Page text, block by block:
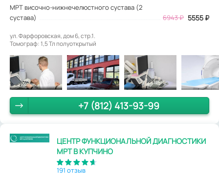
МРТ височно-нижнечелюстного сустава (2
сустава)
6943 ₽ 5555 ₽
ул. Фарфоровская, дом 6, стр.1.
Томограф: 1,5 Тл полуоткрытый
+7 (812) 413-93-99
ЦЕНТР ФУНКЦИОНАЛЬНОЙ ДИАГНОСТИКИ
МРТ В КУПЧИНО
191 отзыв